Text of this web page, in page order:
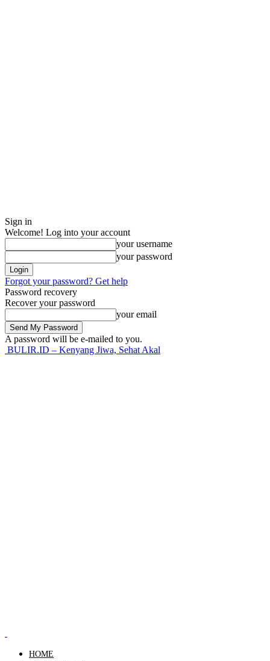
Sign in
Welcome! Log into your account
your username
your password
Forgot your password? Get help
Password recovery
Recover your password
your email
A password will be e-mailed to you.
BULIR.ID – Kenyang Jiwa, Sehat Akal
HOME